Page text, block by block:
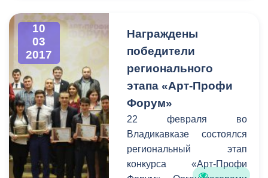
Павленко молодые
актеры и режиссеры
смогут воплощать свои
самые смелые творческие
идеи и замыслы.
Накануне на этой сцене
прошло первое
мероприятие - премьера
спектакля «Лейтенант с
острова Инишмор»
10
03
2017
Награждены
победители
регионального
этапа «Арт-Профи
Форум»
22 февраля во
Владикавказе состоялся
региональный этап
конкурса «Арт-Профи